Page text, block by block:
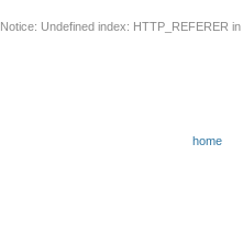
Notice: Undefined index: HTTP_REFERER in
home